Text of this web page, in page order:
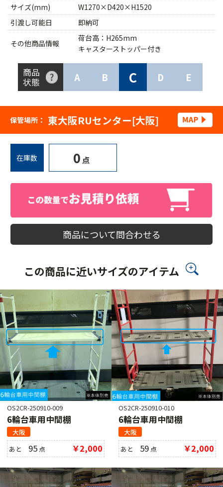
サイズ(mm)
W1270×D420×H1520
引渡し可能日
即納可
その他商品情報
荷台高：H265mm
キャスターストッパー付き
商品
状態
A B C D E
保管場所： 東大阪RUセンター[大阪]
在庫数 0 点
商品について問合わせる
この商品に近いサイズのアイテム
OS2CR-250910-009
6輪台車用中間棚
大阪
あと 95 点 ￥2,000
OS2CR-250910-010
6輪台車用中間棚
大阪
あと 59 点 ￥2,000